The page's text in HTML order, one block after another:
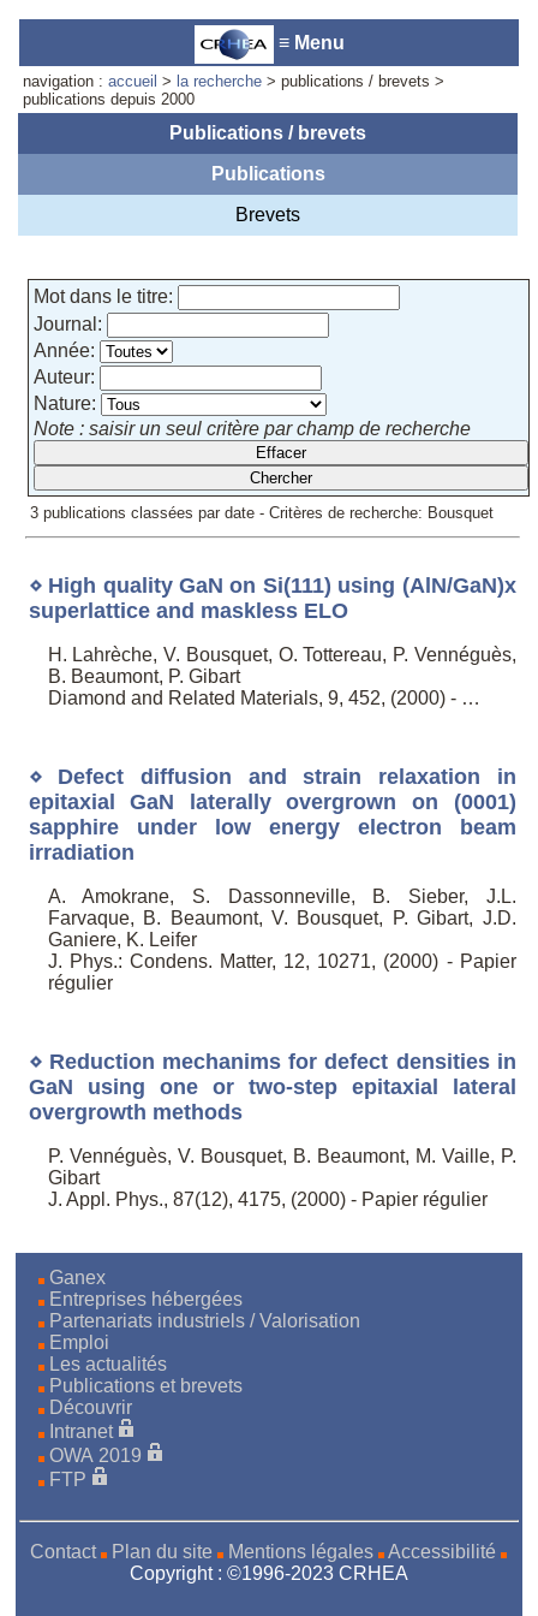
≡ Menu
navigation :accueil > la recherche > publications / brevets >
publications depuis 2000
Publications / brevets
Publications
Brevets
Mot dans le titre:
Journal:
Année:
Auteur:
Nature:
Note : saisir un seul critère par champ de recherche
3 publications classées par date - Critères de recherche: Bousquet
⋄ High quality GaN on Si(111) using (AlN/GaN)x
superlattice and maskless ELO
H. Lahrèche, V. Bousquet, O. Tottereau, P. Vennéguès,
B. Beaumont, P. Gibart
Diamond and Related Materials, 9, 452, (2000) - …
⋄ Defect diffusion and strain relaxation in
epitaxial GaN laterally overgrown on (0001)
sapphire under low energy electron beam
irradiation
A. Amokrane, S. Dassonneville, B. Sieber, J.L.
Farvaque, B. Beaumont, V. Bousquet, P. Gibart, J.D.
Ganiere, K. Leifer
J. Phys.: Condens. Matter, 12, 10271, (2000) - Papier
régulier
⋄ Reduction mechanims for defect densities in
GaN using one or two-step epitaxial lateral
overgrowth methods
P. Vennéguès, V. Bousquet, B. Beaumont, M. Vaille, P.
Gibart
J. Appl. Phys., 87(12), 4175, (2000) - Papier régulier
Ganex
Entreprises hébergées
Partenariats industriels / Valorisation
Emploi
Les actualités
Publications et brevets
Découvrir
Intranet
OWA 2019
FTP
Contact Plan du site Mentions légales
Accessibilité
Copyright : ©1996-2023 CRHEA
Accueil du laboratoire :
Marie Cornuet
Téléphone: +33 4 93 95 42 00